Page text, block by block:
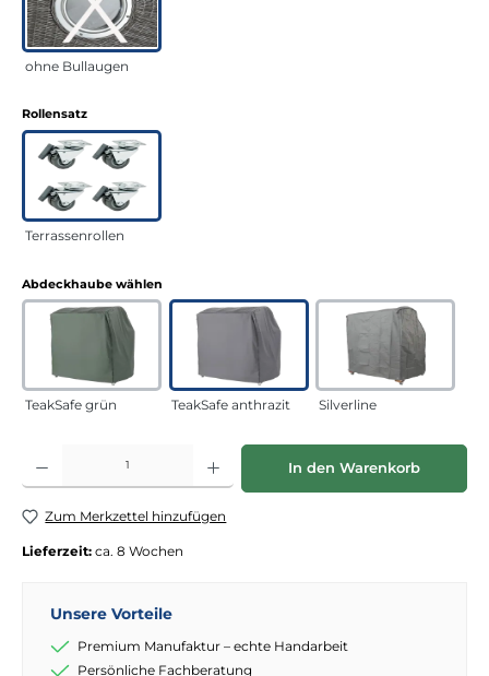
ohne Bullaugen
Rollensatzauswählen
Terrassenrollen
Abdeckhaube wählen
TeakSafe grün TeakSafe anthrazit Silverline
Produkt Anzahl: Gib den gewünschten Wert ein oder benutze die
In den Warenkorb
Zum Merkzettel hinzufügen
Lieferzeit: ca. 8 Wochen
Unsere Vorteile
Premium Manufaktur – echte Handarbeit
Persönliche Fachberatung